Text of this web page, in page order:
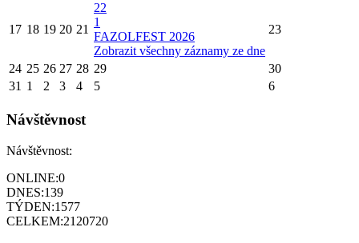
17 18 19 20 21
22
1
FAZOLFEST 2026
Zobrazit všechny záznamy ze dne
23
24 25 26 27 28 29
30
31 1 2 3 4 5 6
Návštěvnost
Návštěvnost:
ONLINE:0
DNES:139
TÝDEN:1577
CELKEM:2120720